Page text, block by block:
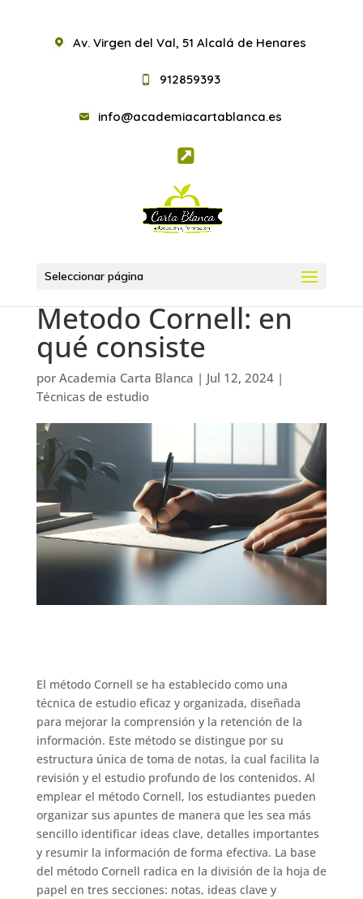
Av. Virgen del Val, 51 Alcalá de Henares
912859393
info@academiacartablanca.es
Seleccionar página
Metodo Cornell: en
qué consiste
por Academia Carta Blanca | Jul 12, 2024|
Técnicas de estudio
El método Cornell se ha establecido como una
técnica de estudio eficaz y organizada, diseñada
para mejorar la comprensión y la retención de la
información. Este método se distingue por su
estructura única de toma de notas, la cual facilita la
revisión y el estudio profundo de los contenidos. Al
emplear el método Cornell, los estudiantes pueden
organizar sus apuntes de manera que les sea más
sencillo identificar ideas clave, detalles importantes
y resumir la información de forma efectiva. La base
del método Cornell radica en la división de la hoja de
papel en tres secciones: notas, ideas clave y